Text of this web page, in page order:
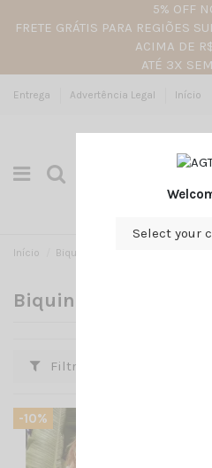
5% OFF
FRETE GRÁTIS PARA REGIÕES
ACIMA DE
ATÉ 3X
Entrega Advertência Legal Início
Início Biquinis
Biquinis
Filtro
-10%
Select your